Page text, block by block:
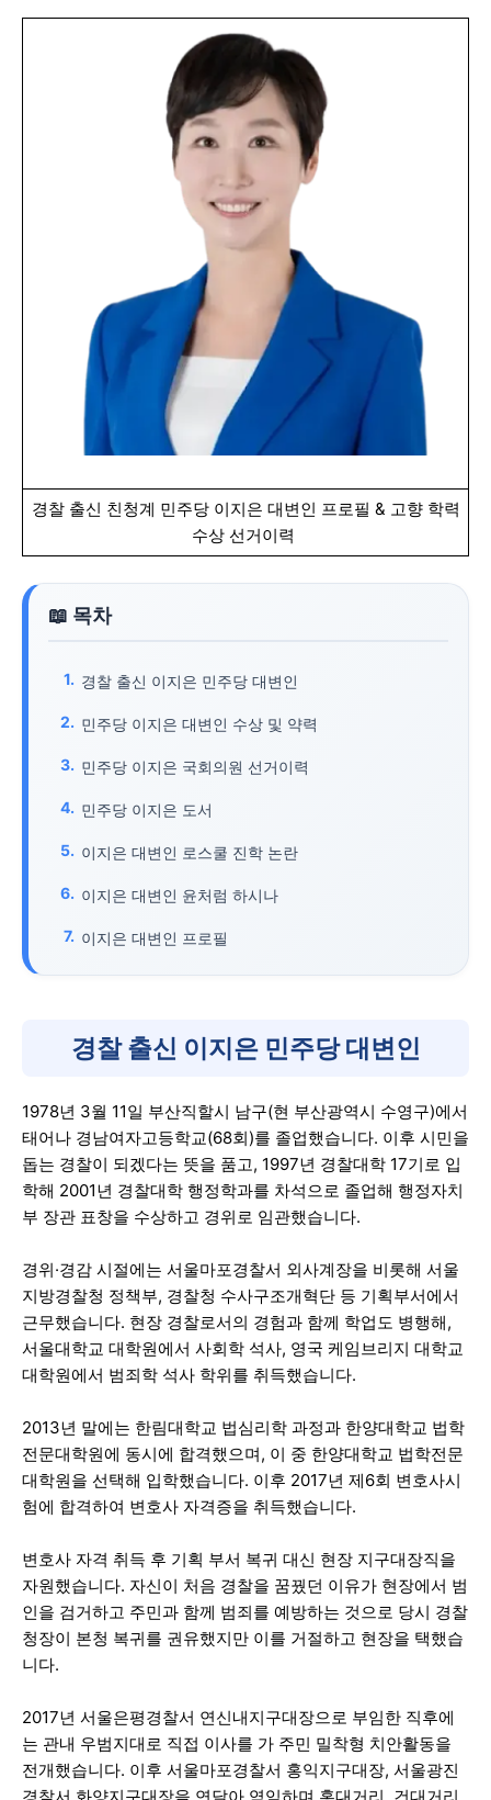
경찰 출신 친청계 민주당 이지은 대변인 프로필 & 고향 학력
수상 선거이력
경찰 출신 이지은 민주당 대변인
민주당 이지은 대변인 수상 및 약력
민주당 이지은 국회의원 선거이력
민주당 이지은 도서
이지은 대변인 로스쿨 진학 논란
이지은 대변인 윤처럼 하시나
이지은 대변인 프로필
경찰 출신 이지은 민주당 대변인
1978년 3월 11일 부산직할시 남구(현 부산광역시 수영구)에서
태어나 경남여자고등학교(68회)를 졸업했습니다. 이후 시민을
돕는 경찰이 되겠다는 뜻을 품고, 1997년 경찰대학 17기로 입
학해 2001년 경찰대학 행정학과를 차석으로 졸업해 행정자치
부 장관 표창을 수상하고 경위로 임관했습니다.
경위·경감 시절에는 서울마포경찰서 외사계장을 비롯해 서울
지방경찰청 정책부, 경찰청 수사구조개혁단 등 기획부서에서
근무했습니다. 현장 경찰로서의 경험과 함께 학업도 병행해,
서울대학교 대학원에서 사회학 석사, 영국 케임브리지 대학교
대학원에서 범죄학 석사 학위를 취득했습니다.
2013년 말에는 한림대학교 법심리학 과정과 한양대학교 법학
전문대학원에 동시에 합격했으며, 이 중 한양대학교 법학전문
대학원을 선택해 입학했습니다. 이후 2017년 제6회 변호사시
험에 합격하여 변호사 자격증을 취득했습니다.
변호사 자격 취득 후 기획 부서 복귀 대신 현장 지구대장직을
자원했습니다. 자신이 처음 경찰을 꿈꿨던 이유가 현장에서 범
인을 검거하고 주민과 함께 범죄를 예방하는 것으로 당시 경찰
청장이 본청 복귀를 권유했지만 이를 거절하고 현장을 택했습
니다.
2017년 서울은평경찰서 연신내지구대장으로 부임한 직후에
는 관내 우범지대로 직접 이사를 가 주민 밀착형 치안활동을
전개했습니다. 이후 서울마포경찰서 홍익지구대장, 서울광진